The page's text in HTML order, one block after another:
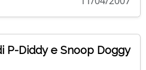
P-Diddy e Snoop Doggy